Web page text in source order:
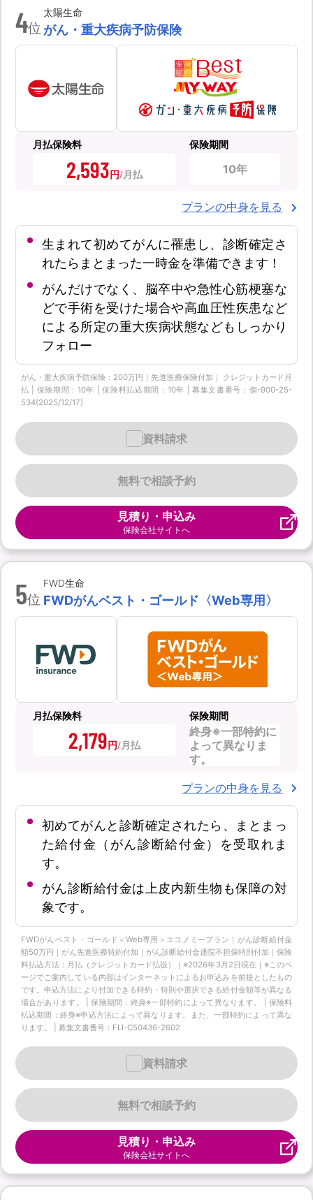
4位
太陽生命
がん・重大疾病予防保険
月払保険料
2,593円
保険期間
10年
プランの中身を見る
生まれて初めてがんに罹患し、診断確定さ
れたらまとまった一時金を準備できます！
がんだけでなく、脳卒中や急性心筋梗塞な
どで手術を受けた場合や高血圧性疾患など
による所定の重大疾病状態などもしっかり
フォロー
がん・重大疾病予防保険：200万円｜先進医療保険付加｜ クレジットカード月
払 | 保険期間：10年 | 保険料払込期間：10年 | 募集文書番号：個-900-25-
534(2025/12/17)
無料で相談予約
資料請求
見積り・申込み
保険会社サイトへ
5位
FWD生命
FWDがんベスト・ゴールド〈Web専用〉
月払保険料
2,179円
保険期間
終身※一部特約に
よって異なりま
す。
プランの中身を見る
初めてがんと診断確定されたら、まとまっ
た給付金（がん診断給付金）を受取れま
す。
がん診断給付金は上皮内新生物も保障の対
象です。
FWDがんベスト・ゴールド＜Web専用＞エコノミープラン｜がん診断給付金
額50万円｜がん先進医療特約付加｜がん診断給付金通院不担保特則付加｜保険
料払込方法：月払（クレジットカード払扱）｜※2026年3月2日現在｜※このペ
ージでご案内している内容はインターネットによるお申込みを前提としたもの
です。申込方法により付加できる特約・特則や選択できる給付金額等が異なる
場合があります。 | 保険期間：終身※一部特約によって異なります。 | 保険料
払込期間：終身※申込方法によって異なります。また、一部特約によって異な
ります。 | 募集文書番号：FLI-C50436-2602
無料で相談予約
資料請求
見積り・申込み
保険会社サイトへ